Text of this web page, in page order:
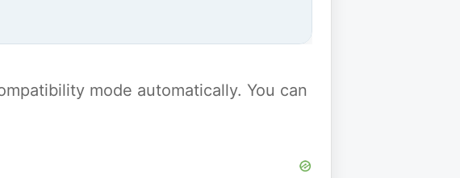
mode automatically. You can